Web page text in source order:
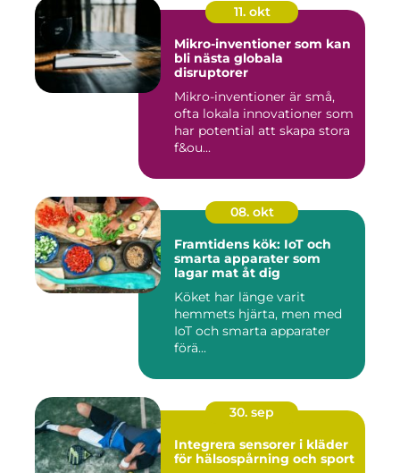
11. okt
Mikro-inventioner som kan
bli nästa globala
disruptorer
Mikro-inventioner är små,
ofta lokala innovationer som
har potential att skapa stora
f&ou...
08. okt
Framtidens kök: IoT och
smarta apparater som
lagar mat åt dig
Köket har länge varit
hemmets hjärta, men med
IoT och smarta apparater
förä...
30. sep
Integrera sensorer i kläder
för hälsospårning och sport